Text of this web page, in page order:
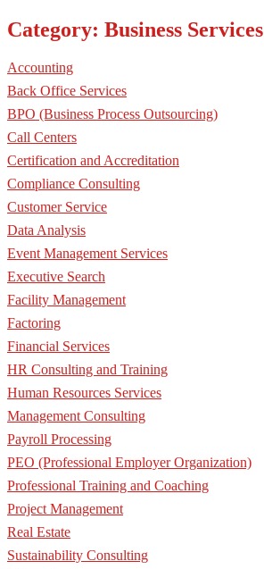
Category: Business Services
Accounting
Back Office Services
BPO (Business Process Outsourcing)
Call Centers
Certification and Accreditation
Compliance Consulting
Customer Service
Data Analysis
Event Management Services
Executive Search
Facility Management
Factoring
Financial Services
HR Consulting and Training
Human Resources Services
Management Consulting
Payroll Processing
PEO (Professional Employer Organization)
Professional Training and Coaching
Project Management
Real Estate
Sustainability Consulting